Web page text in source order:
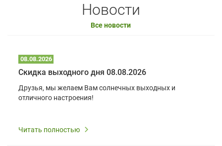
Новости
Все новости
08.08.2026
Скидка выходного дня 08.08.2026
Друзья, мы желаем Вам солнечных выходных и
отличного настроения!
Читать полностью